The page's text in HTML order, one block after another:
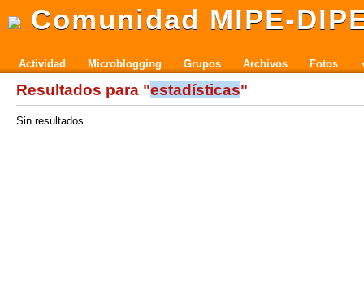
Comunidad MIPE-
Actividad Microblogging Grupos Archivos Fotos
Resultados para "estadísticas"
Sin resultados.